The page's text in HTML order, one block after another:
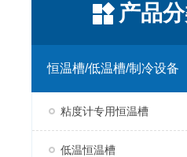
产品
恒温槽/低温槽/制冷设备
粘度计专用恒温槽
低温恒温槽